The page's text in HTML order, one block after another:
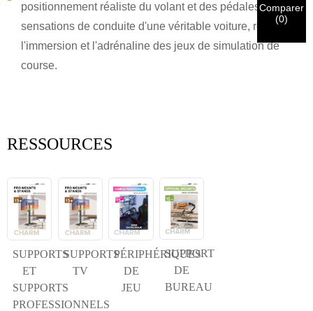
positionnement réaliste du volant et des pédales imite les
sensations de conduite d'une véritable voiture, renforçant
l'immersion et l'adrénaline des jeux de simulation de
course.
RESSOURCES
SUPPORTS
ET
SUPPORTS
PROFESSIONNELS
SUPPORTS
TV
PÉRIPHÉRIQUES
DE
JEU
SUPPORT
DE
BUREAU
échec de l'envoi des matériaux.
Retour Soumettre
par e-mail.
Comparer
(0)